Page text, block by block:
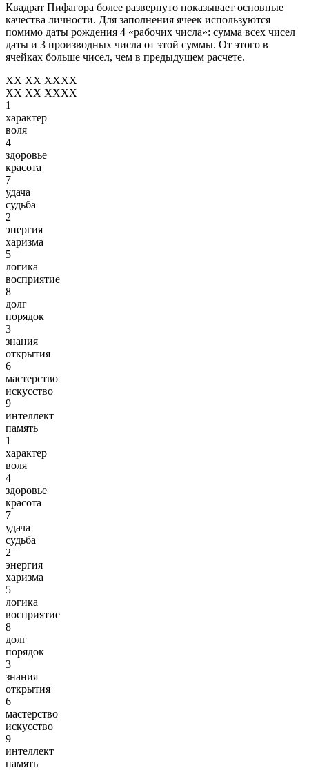
Квадрат Пифагора более развернуто показывает основные
качества личности. Для заполнения ячеек используются
помимо даты рождения 4 «рабочих числа»: сумма всех чисел
даты и 3 производных числа от этой суммы. От этого в
ячейках больше чисел, чем в предыдущем расчете.
XX XX XXXX
XX XX XXXX
1
характер
воля
4
здоровье
красота
7
удача
судьба
2
энергия
харизма
5
логика
восприятие
8
долг
порядок
3
знания
открытия
6
мастерство
искусство
9
интеллект
память
1
характер
воля
4
здоровье
красота
7
удача
судьба
2
энергия
харизма
5
логика
восприятие
8
долг
порядок
3
знания
открытия
6
мастерство
искусство
9
интеллект
память